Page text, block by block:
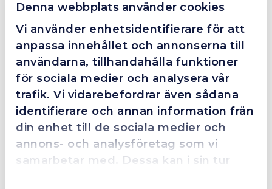
Denna webbplats använder cookies
Vi använder enhetsidentifierare för att
anpassa innehållet och annonserna till
användarna, tillhandahålla funktioner
för sociala medier och analysera vår
trafik. Vi vidarebefordrar även sådana
identifierare och annan information från
din enhet till de sociala medier och
annons- och analysföretag som vi
samarbetar med. Dessa kan i sin tur
kombinera informationen med annan
GORILLA BAR PRO KOFOT
Från 437 kr
Mer info
943 kr
Mer info
I lager